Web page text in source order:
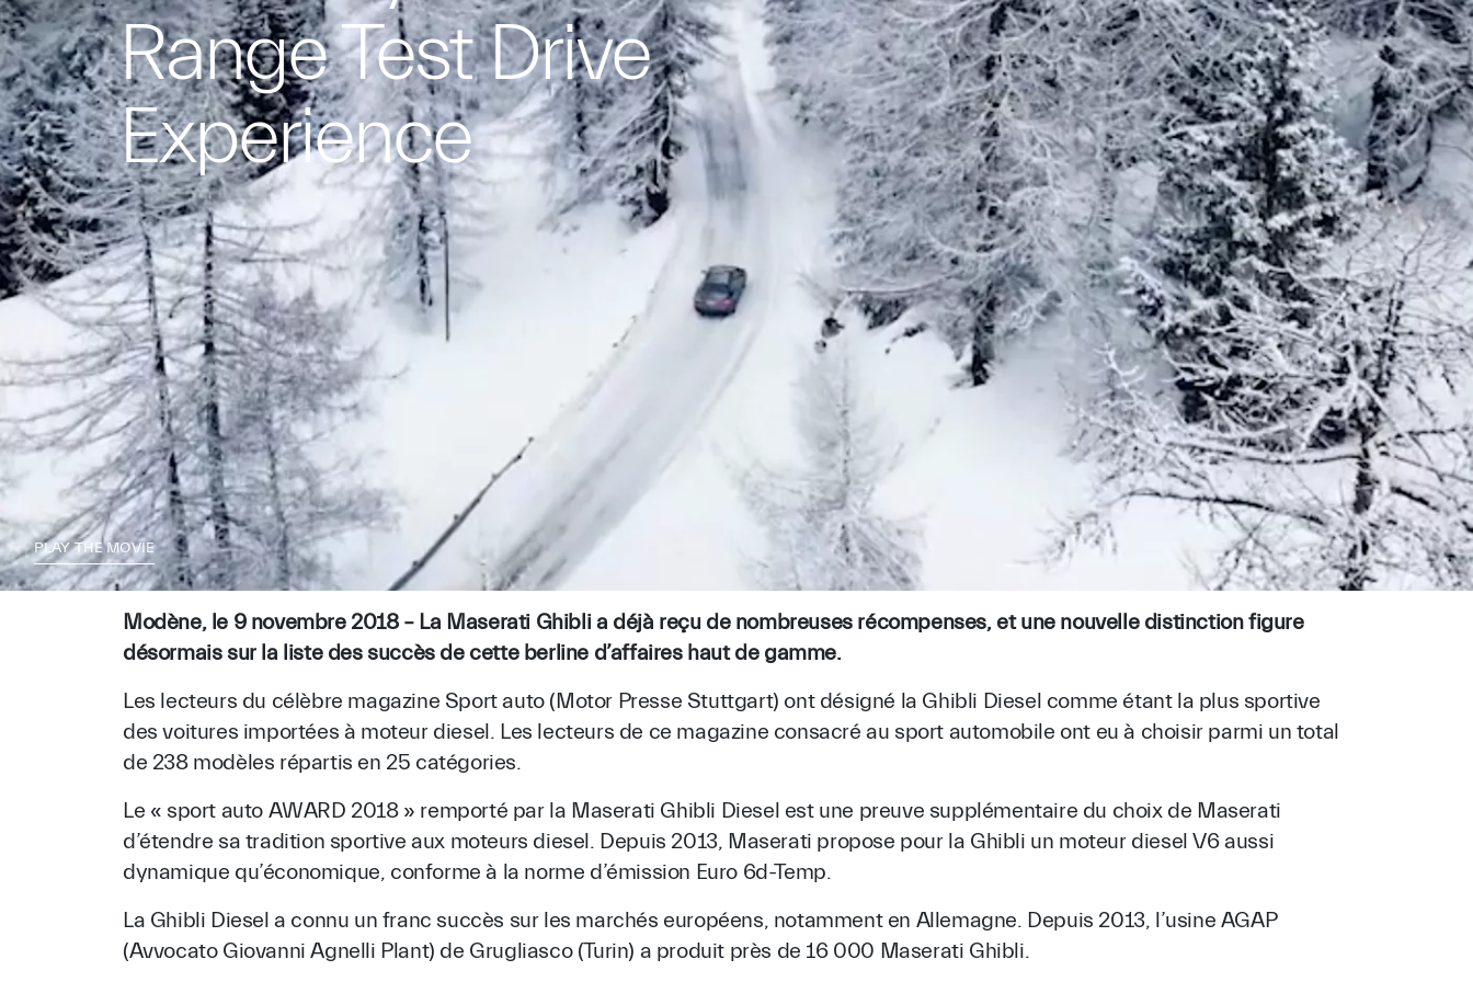
Range Test Drive
Experience
PLAY THE MOVIE
Modène, le 9 novembre 2018 – La Maserati Ghibli a déjà reçu de nombreuses récompenses, et une nouvelle distinction figure
désormais sur la liste des succès de cette berline d’affaires haut de gamme.
Les lecteurs du célèbre magazine Sport auto (Motor Presse Stuttgart) ont désigné la Ghibli Diesel comme étant la plus sportive
des voitures importées à moteur diesel. Les lecteurs de ce magazine consacré au sport automobile ont eu à choisir parmi un total
de 238 modèles répartis en 25 catégories.
Le « sport auto AWARD 2018 » remporté par la Maserati Ghibli Diesel est une preuve supplémentaire du choix de Maserati
d’étendre sa tradition sportive aux moteurs diesel. Depuis 2013, Maserati propose pour la Ghibli un moteur diesel V6 aussi
dynamique qu’économique, conforme à la norme d’émission Euro 6d-Temp.
La Ghibli Diesel a connu un franc succès sur les marchés européens, notamment en Allemagne. Depuis 2013, l’usine AGAP
(Avvocato Giovanni Agnelli Plant) de Grugliasco (Turin) a produit près de 16 000 Maserati Ghibli.